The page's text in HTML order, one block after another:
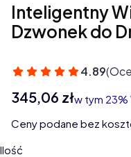
Inteligentny
Dzwonek do
4.89
Cena
345,06 złw tym 23%
w tym 23%
Ceny podane bez
Ilość